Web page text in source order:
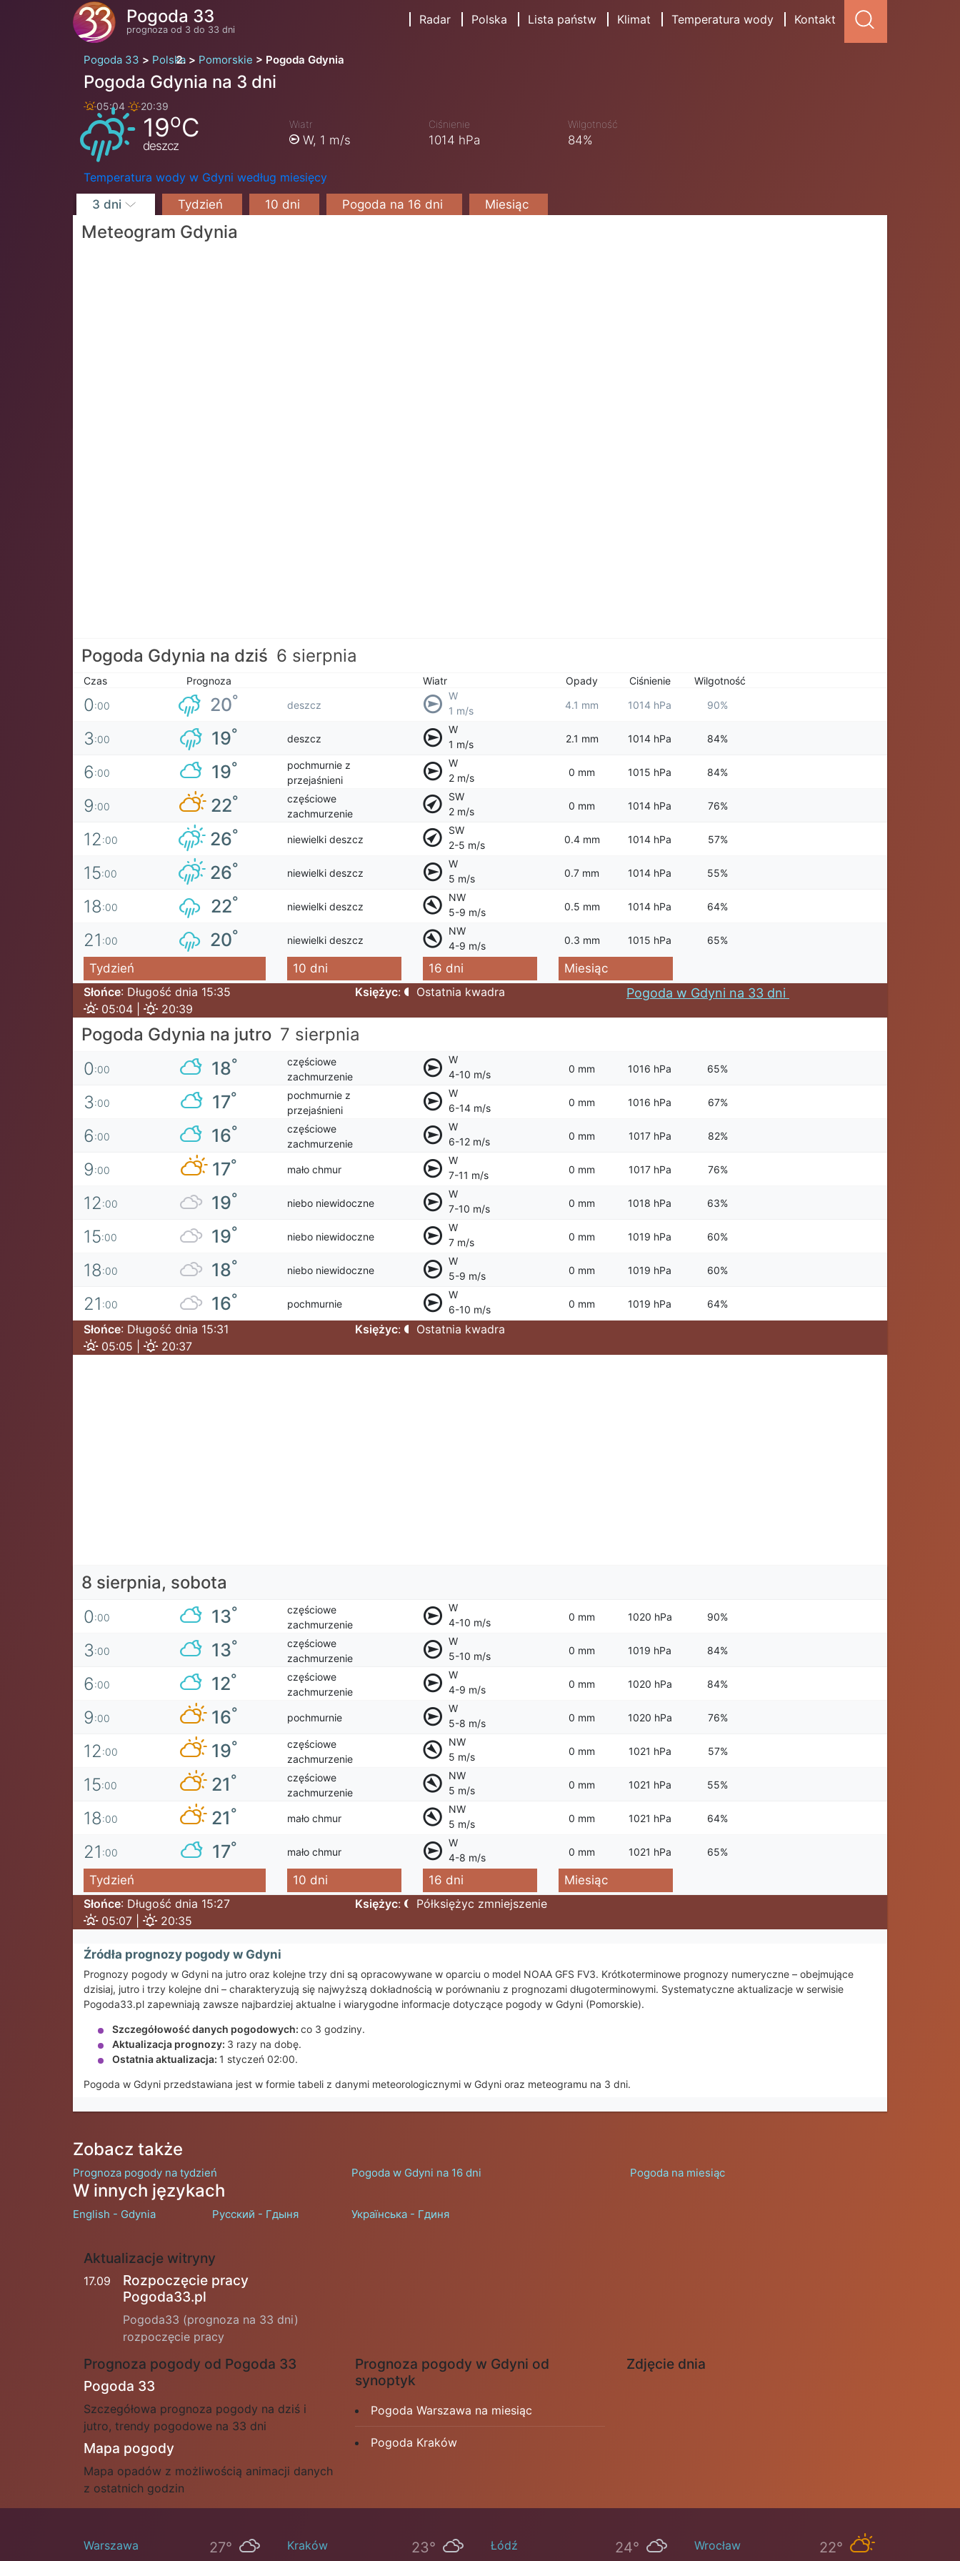
Pogoda 33
prognoza od 3 do 33 dni
Radar Polska Lista państw Klimat Temperatura wody Kontakt
Pogoda 33 Polska Pomorskie Pogoda Gdynia
Pogoda Gdynia na 3 dni
05:04 20:39
19oC
deszcz
Wiatr
W, 1 m/s
Ciśnienie
1014 hPa
Wilgotność
84%
Temperatura wody w Gdyni według miesięcy
3 dni
Tydzień 10 dni Pogoda na 16 dni Miesiąc
Meteogram Gdynia
Pogoda Gdynia na dziś 6 sierpnia
Czas Prognoza Wiatr Opady Ciśnienie Wilgotność
0:00 20° deszcz
W
1 m/s
4.1 mm 1014 hPa 90%
3:00 19° deszcz
W
1 m/s
2.1 mm 1014 hPa 84%
6:00 19°
pochmurnie z
przejaśnieni
W
2 m/s
0 mm 1015 hPa 84%
9:00 22°
częściowe
zachmurzenie
SW
2 m/s
0 mm 1014 hPa 76%
12:00 26° niewielki deszcz
SW
2-5 m/s
0.4 mm 1014 hPa 57%
15:00 26° niewielki deszcz
W
5 m/s
0.7 mm 1014 hPa 55%
18:00 22° niewielki deszcz
NW
5-9 m/s
0.5 mm 1014 hPa 64%
21 :00 20° niewielki deszcz
NW
4-9 m/s
0.3 mm 1015 hPa 65%
Tydzień 10 dni 16 dni
Miesiąc
Słońce: Długość dnia 15:35
05:04 |
20:39
Księżyc: Ostatnia kwadra Pogoda w Gdyni na 33 dni
Pogoda Gdynia na jutro 7 sierpnia
0:00 18°
częściowe
zachmurzenie
W
4-10 m/s
0 mm 1016 hPa 65%
3:00 17°
pochmurnie z
przejaśnieni
W
6-14 m/s
0 mm 1016 hPa 67%
6:00 16°
częściowe
zachmurzenie
W
6-12 m/s
0 mm 1017 hPa 82%
9:00 17° mało chmur
W
7-11 m/s
0 mm 1017 hPa 76%
12:00 19° niebo niewidoczne
W
7-10 m/s
0 mm 1018 hPa 63%
15:00 19° niebo niewidoczne
W
7 m/s
0 mm 1019 hPa 60%
18:00 18° niebo niewidoczne
W
5-9 m/s
0 mm 1019 hPa 60%
21 :00 16° pochmurnie
W
6-10 m/s
0 mm 1019 hPa 64%
Słońce: Długość dnia 15:31
05:05 |
20:37
Księżyc: Ostatnia kwadra
8 sierpnia, sobota
0:00 13°
częściowe
zachmurzenie
W
4-10 m/s
0 mm 1020 hPa 90%
3:00 13°
częściowe
zachmurzenie
W
5-10 m/s
0 mm 1019 hPa 84%
6:00 12°
częściowe
zachmurzenie
W
4-9 m/s
0 mm 1020 hPa 84%
9:00 16° pochmurnie
W
5-8 m/s
0 mm 1020 hPa 76%
12:00 19°
częściowe
zachmurzenie
NW
5 m/s
0 mm 1021 hPa 57%
15:00 21°
częściowe
zachmurzenie
NW
5 m/s
0 mm 1021 hPa 55%
18:00 21° mało chmur
NW
5 m/s
0 mm 1021 hPa 64%
21 :00 17° mało chmur
W
4-8 m/s
0 mm 1021 hPa 65%
Tydzień 10 dni 16 dni
Miesiąc
Słońce: Długość dnia 15:27
05:07 |
20:35
Księżyc: Półksiężyc zmniejszenie
Źródła prognozy pogody w Gdyni
Prognozy pogody w Gdyni na jutro oraz kolejne trzy dni są opracowywane w oparciu o model NOAA GFS FV3. Krótkoterminowe prognozy numeryczne – obejmujące
dzisiaj, jutro i trzy kolejne dni – charakteryzują się najwyższą dokładnością w porównaniu z prognozami długoterminowymi. Systematyczne aktualizacje w serwisie
Pogoda33.pl zapewniają zawsze najbardziej aktualne i wiarygodne informacje dotyczące pogody w Gdyni (Pomorskie).
Szczegółowość danych pogodowych: co 3 godziny.
Aktualizacja prognozy: 3 razy na dobę.
Ostatnia aktualizacja: 1 styczeń 02:00.
Pogoda w Gdyni przedstawiana jest w formie tabeli z danymi meteorologicznymi w Gdyni oraz meteogramu na 3 dni.
Zobacz także
Prognoza pogody na tydzień Pogoda w Gdyni na 16 dni Pogoda na miesiąc
W innych językach
English - Gdynia Русский - Гдыня Українська - Гдиня
Aktualizacje witryny
17.09
Rozpoczęcie pracy
Pogoda33.pl
Pogoda33 (prognoza na 33 dni)
rozpoczęcie pracy
Prognoza pogody od Pogoda 33
Pogoda 33
Szczegółowa prognoza pogody na dziś i
jutro, trendy pogodowe na 33 dni
Mapa pogody
Mapa opadów z możliwością animacji danych
z ostatnich godzin
Prognoza pogody w Gdyni od
synoptyk
Pogoda Warszawa na miesiąc
Pogoda Kraków
Zdjęcie dnia
Warszawa 27° Kraków 23° Łódź 24° Wrocław 22°